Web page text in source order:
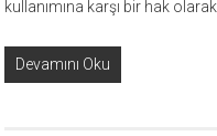
kullanımına karşı bir hak
Devamını Oku